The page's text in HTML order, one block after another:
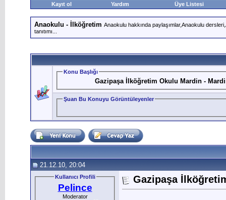
Kayıt ol Yardım Üye Listesi
Anaokulu - İlköğretim Anaokulu hakkında paylaşımlar,Anaokulu
tanıtımı...
Konu Başlığı
Gazipaşa İlköğretim Okulu Mardin -
Şuan Bu Konuyu Görüntüleyenler
21.12.10, 20:04
Kullanıcı Profili
Pelince
Moderator
Gazipaşa